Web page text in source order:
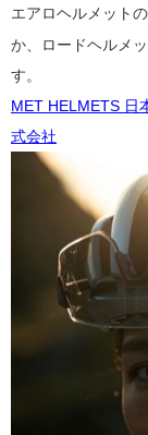
エアロヘルメットの
か、
ロードヘルメ
す。
MET HELMETS 日
式会社